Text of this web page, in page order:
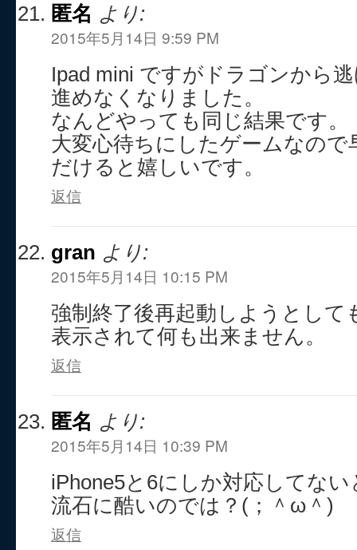
匿名 より:
2015年5月14日 9:59 PM
Ipad mini ですがドラゴンから
進めなくなりました。
なんどやっても同じ結果です。
大変心待ちにしたゲームなの
だけると嬉しいです。
返信
gran より:
2015年5月14日 10:15 PM
強制終了後再起動しようとして
表示されて何も出来ません。
返信
匿名 より:
2015年5月14日 10:39 PM
iPhone5と6にしか対応してな
流石に酷いのでは？(；＾ω＾)
返信